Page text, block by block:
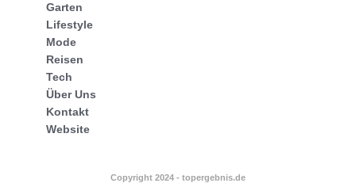
Garten
Lifestyle
Mode
Reisen
Tech
Über Uns
Kontakt
Website
Copyright 2024 - topergebnis.de